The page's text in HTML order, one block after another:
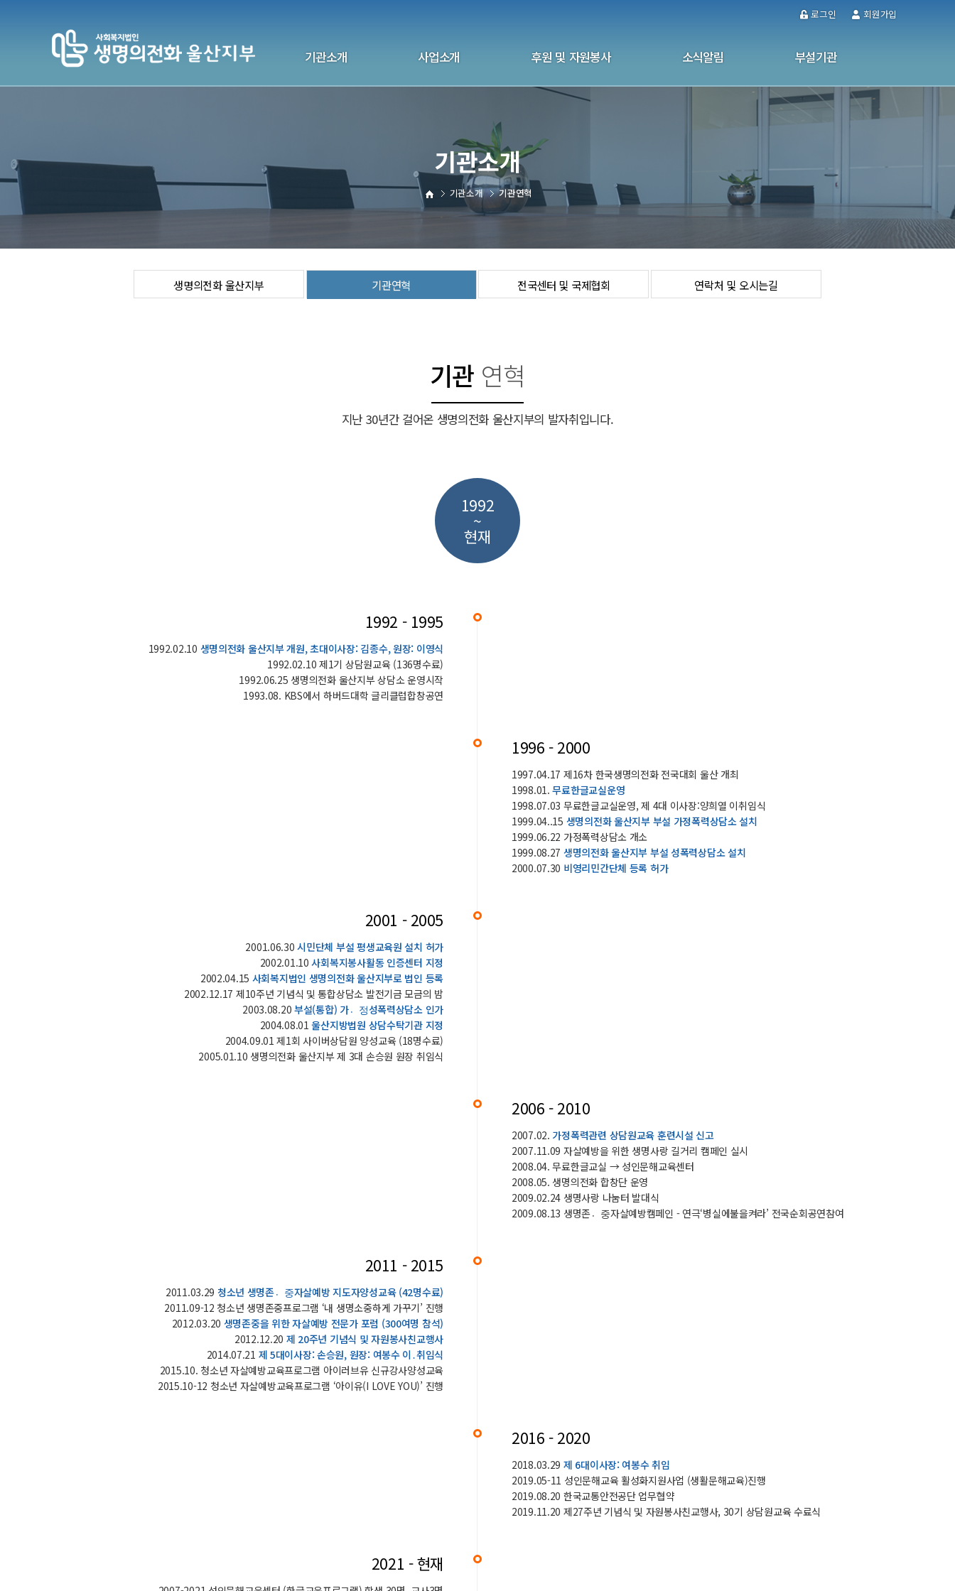
로그인 회원가입
기관소개
연락처 및 오시는길
사업소개
교육사업
교육 신청하기
후원 및 자원봉사
자원봉사 신청하기
전화상담자원봉사
소식알림 부설기관
울산남구가정폭력·성폭력통합상담소
생명의전화 울산지부 기관연혁 전국센터 및 국제협회 연락처 및 오시는길
기관소개 기관연혁
기관소개
기관 연혁
지난 30년간 걸어온 생명의전화 울산지부의 발자취입니다.
1992
~
현재
1992 - 1995
1992.02.10 생명의전화 울산지부 개원, 초대이사장: 김종수, 원장: 이영식
1992.02.10 제1기 상담원교육 (136명수료)
1992.06.25 생명의전화 울산지부 상담소 운영시작
1993.08. KBS에서 하버드대학 글리클럽합창공연
1996 - 2000
1997.04.17 제16차 한국생명의전화 전국대회 울산 개최
1998.01.무료한글교실운영
1998.07.03 무료한글교실운영, 제 4대 이사장:양희열 이취임식
1999.04..15 생명의전화 울산지부 부설 가정폭력상담소 설치
1999.06.22 가정폭력상담소 개소
1999.08.27 생명의전화 울산지부 부설 성폭력상담소 설치
2000.07.30 비영리민간단체 등록 허가
2001 - 2005
2001.06.30시민단체 부설 평생교육원 설치 허가
2002.01.10사회복지봉사활동 인증센터 지정
2002.04.15 사회복지법인 생명의전화 울산지부로 법인 등록
2002.12.17 제10주년 기념식 및 통합상담소 발전기금 모금의 밤
2003.08.20부설(통합) 가정〮성폭력상담소 인가
2004.08.01울산지방법원 상담수탁기관 지정
2004.09.01 제1회 사이버상담원 양성교육 (18명수료)
2005.01.10 생명의전화 울산지부 제 3대 손승원 원장 취임식
2006 - 2010
2007.02. 가정폭력관련 상담원교육 훈련시설 신고
2007.11.09 자살예방을 위한 생명사랑 길거리 캠페인 실시
2008.04. 무료한글교실 → 성인문해교육센터
2008.05. 생명의전화 합창단 운영
2009.02.24 생명사랑 나눔터 발대식
2009.08.13 생명존중〮자살예방캠페인 - 연극‘병실에불을켜라’ 전국순회공연참여
2011 - 2015
2011.03.29 청소년 생명존중〮자살예방 지도자양성교육 (42명수료)
2011.09-12 청소년 생명존중프로그램 ‘내 생명소중하게 가꾸기’ 진행
2012.03.20 생명존중을 위한 자살예방 전문가 포럼 (300여명 참석)
2012.12.20 제 20주년 기념식 및 자원봉사친교행사
2014.07.21 제 5대이사장: 손승원, 원장: 여봉수 이․취임식
2015.10. 청소년 자살예방교육프로그램 아이러브유 신규강사양성교육
2015.10-12 청소년 자살예방교육프로그램 ‘아이유(I LOVE YOU)’ 진행
2016 - 2020
2018.03.29 제 6대이사장: 여봉수 취임
2019.05-11 성인문해교육 활성화지원사업 (생활문해교육)진행
2019.08.20 한국교통안전공단 업무협약
2019.11.20 제27주년 기념식 및 자원봉사친교행사, 30기 상담원교육 수료식
2021 - 현재